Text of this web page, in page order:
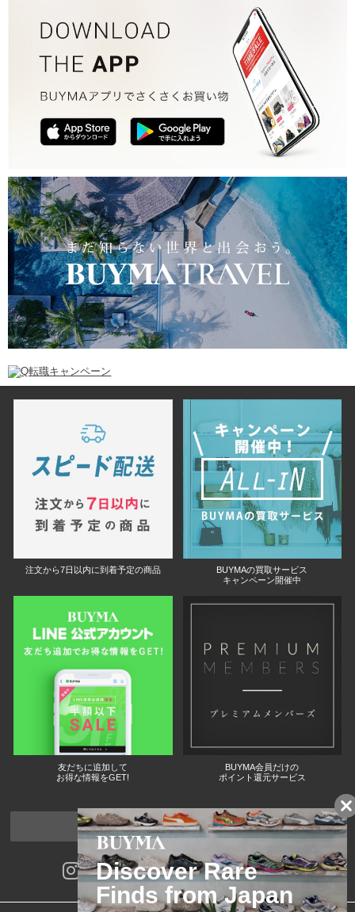
注文から7日以内に到着予定の商品
BUYMAの買取サービス
キャンペーン開催中
友だちに追加して
お得な情報をGET!
BUYMA会員だけの
ポイント還元サービス
ページトップへ